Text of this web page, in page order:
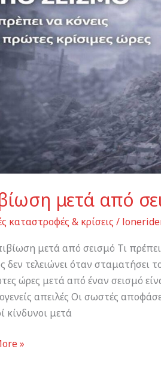
μετά από
καταστροφές & κρίσεις /
μετά από σεισμό Τι
δεν τελειώνει όταν σταματήσει
ώρες μετά από έναν σεισμό
απειλές Οι σωστές
κίνδυνοι μετά
»